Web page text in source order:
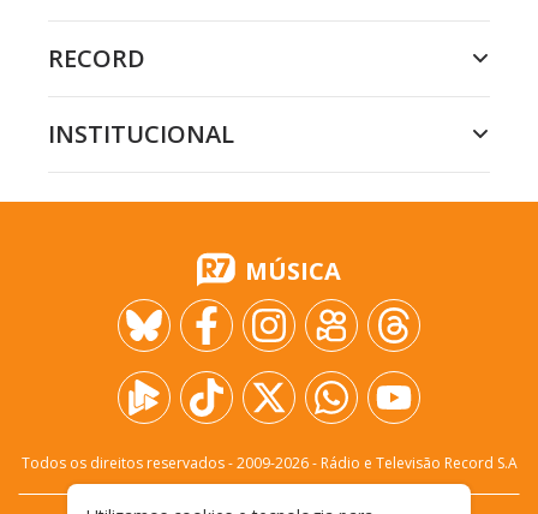
RECORD
INSTITUCIONAL
MÚSICA
Todos os direitos reservados - 2009-2026- Rádio e Televisão Record S.A